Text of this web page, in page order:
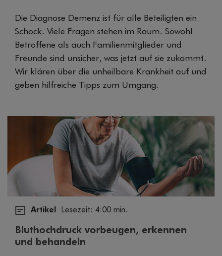
Die Diagnose Demenz ist für alle Beteiligten ein
Schock. Viele Fragen stehen im Raum. Sowohl
Betroffene als auch Familienmitglieder und
Freunde sind unsicher, was jetzt auf sie zukommt.
Wir klären über die unheilbare Krankheit auf und
geben hilfreiche Tipps zum Umgang.
Artikel Lesezeit: 4:00 min.
Bluthochdruck vorbeugen, erkennen
und behandeln